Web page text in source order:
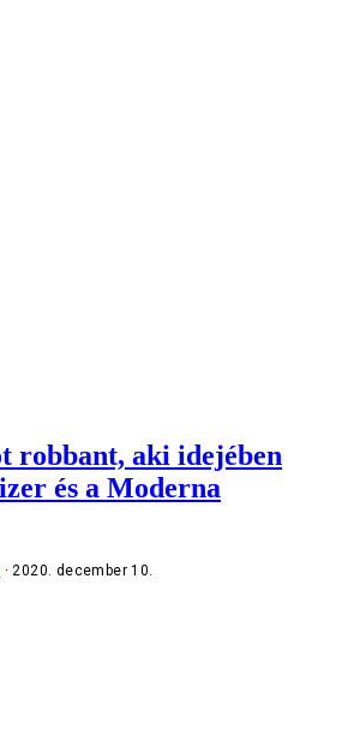
robbant, aki idejében
és a Moderna
2020. december 10.